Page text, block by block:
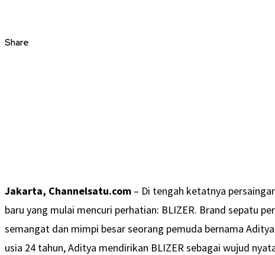
Share
Jakarta, Channelsatu.com – Di tengah ketatnya
baru yang mulai mencuri perhatian: BLIZER. Brand sepatu
semangat dan mimpi besar seorang pemuda bernama
usia 24 tahun, Aditya mendirikan BLIZER sebagai wujud